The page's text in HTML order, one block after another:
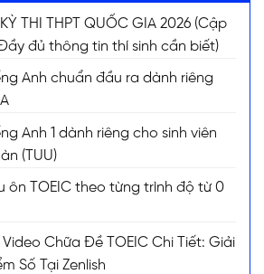
KỲ THI THPT QUỐC GIA 2026 (Cập
đủ thông tin thí sinh cần biết)
Anh chuẩn đầu ra dành riêng
Anh 1 dành riêng cho sinh viên
(TUU)
ôn TOEIC theo từng trình độ từ 0
Chữa Đề TOEIC Chi Tiết: Giải
Số Tại Zenlish